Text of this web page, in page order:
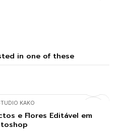
in one of these
KAKO
e Flores Editável em